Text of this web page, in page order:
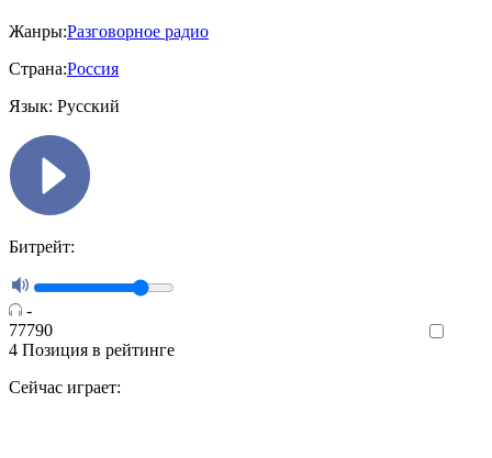
Жанры:Разговорное радио
Страна:Россия
Язык: Русский
Битрейт:
-
77790
4 Позиция в рейтинге